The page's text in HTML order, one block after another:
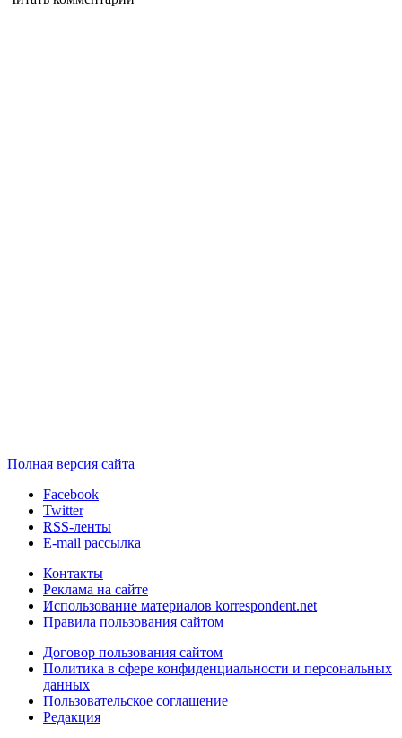
Полная версия сайта
Facebook
Twitter
RSS-ленты
E-mail рассылка
Контакты
Реклама на сайте
Использование материалов korrespondent.net
Правила пользования сайтом
Договор пользования сайтом
Политика в сфере конфиденциальности и персональных
данных
Пользовательское соглашение
Редакция